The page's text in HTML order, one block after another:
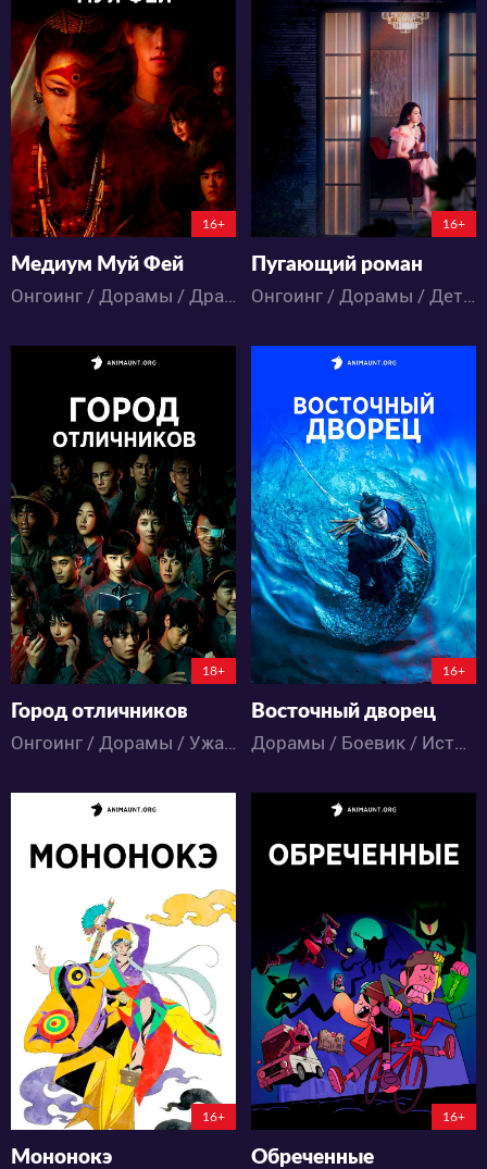
2164
36 17
5:1:34:59
16+
Медиум Муй Фей
Онгоинг / Дорамы / Драма / Ужасы
3063
22 14
10:16:59
16+
Пугающий роман
Онгоинг / Дорамы / Детектив / Комедия / Романтика / Ужасы / Фэнтези
1732
16 7
18+
Город отличников
Онгоинг / Дорамы / Ужасы
2967
13 4
16+
Восточный дворец
Дорамы / Боевик / Исторический / Ужасы / Фэнтези
452
9 0
115:7:29:59
16+
Мононокэ
7210
20 14
16+
Обреченные